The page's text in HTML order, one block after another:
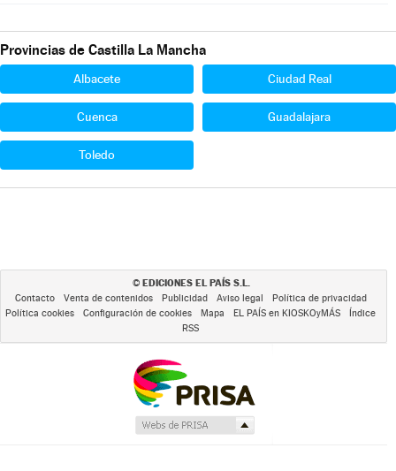
Provincias de Castilla La Mancha
Albacete Ciudad Real
Cuenca Guadalajara
Toledo
© EDICIONES EL PAÍS S.L.
Contacto Venta de contenidos Publicidad Aviso legal
Política de privacidad
Política cookies
Configuración de cookies Mapa EL PAÍS en KIOSKOyMÁS
Índice
RSS